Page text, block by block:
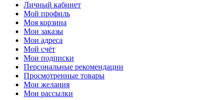
Личный кабинет
Мой профиль
Моя корзина
Мои заказы
Мои адреса
Мой счёт
Мои подписки
Персональные рекомендации
Просмотренные товары
Мои желания
Мои рассылки